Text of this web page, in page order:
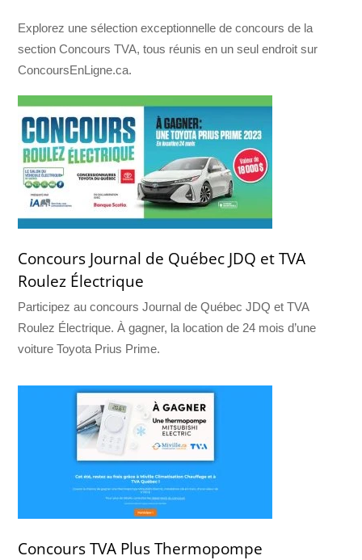
Explorez une sélection exceptionnelle de concours de la
section Concours TVA, tous réunis en un seul endroit sur
ConcoursEnLigne.ca.
Concours Journal de Québec JDQ et TVA
Roulez Électrique
Participez au concours Journal de Québec JDQ et TVA
Roulez Électrique. À gagner, la location de 24 mois d’une
voiture Toyota Prius Prime.
Concours TVA Plus Thermopompe